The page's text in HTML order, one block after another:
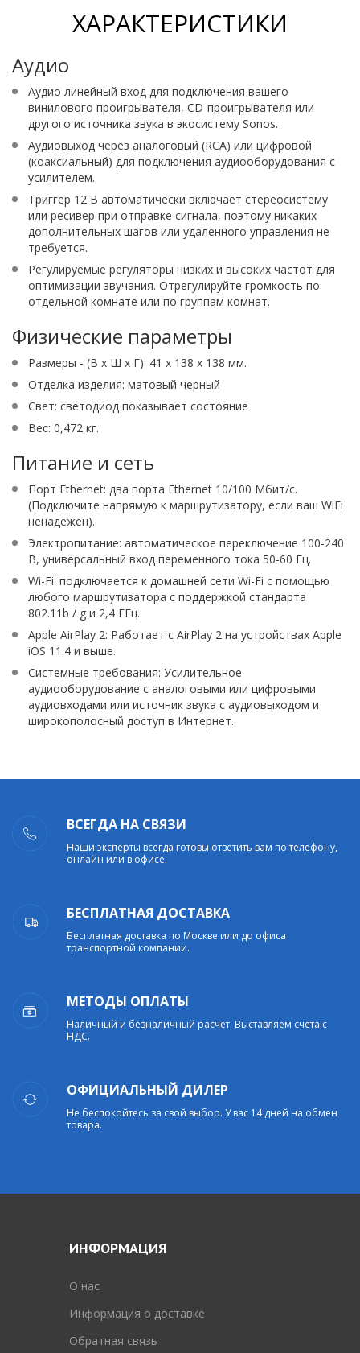
ХАРАКТЕРИСТИКИ
Аудио
Аудио линейный вход для подключения вашего
винилового проигрывателя, CD-проигрывателя или
другого источника звука в экосистему Sonos.
Аудиовыход через аналоговый (RCA) или цифровой
(коаксиальный) для подключения аудиооборудования с
усилителем.
Триггер 12 В автоматически включает стереосистему
или ресивер при отправке сигнала, поэтому никаких
дополнительных шагов или удаленного управления не
требуется.
Регулируемые регуляторы низких и высоких частот для
оптимизации звучания. Отрегулируйте громкость по
отдельной комнате или по группам комнат.
Физические параметры
Размеры - (В х Ш х Г): 41 х 138 х 138 мм.
Отделка изделия: матовый черный
Свет: светодиод показывает состояние
Вес: 0,472 кг.
Питание и сеть
Порт Ethernet: два порта Ethernet 10/100 Мбит/с.
(Подключите напрямую к маршрутизатору, если ваш WiFi
ненадежен).
Электропитание: автоматическое переключение 100-240
В, универсальный вход переменного тока 50-60 Гц.
Wi-Fi: подключается к домашней сети Wi-Fi с помощью
любого маршрутизатора с поддержкой стандарта
802.11b / g и 2,4 ГГц.
Apple AirPlay 2: Работает с AirPlay 2 на устройствах Apple
iOS 11.4 и выше.
Системные требования: Усилительное
аудиооборудование с аналоговыми или цифровыми
аудиовходами или источник звука с аудиовыходом и
широкополосный доступ в Интернет.
ВСЕГДА НА СВЯЗИ
Наши эксперты всегда готовы ответить вам по телефону,
онлайн или в офисе.
БЕСПЛАТНАЯ ДОСТАВКА
Бесплатная доставка по Москве или до офиса
транспортной компании.
МЕТОДЫ ОПЛАТЫ
Наличный и безналичный расчет. Выставляем счета с
НДС.
ОФИЦИАЛЬНЫЙ ДИЛЕР
Не беспокойтесь за свой выбор. У вас 14 дней на обмен
товара.
ИНФОРМАЦИЯ
O нас
Информация о доставке
Обратная связь